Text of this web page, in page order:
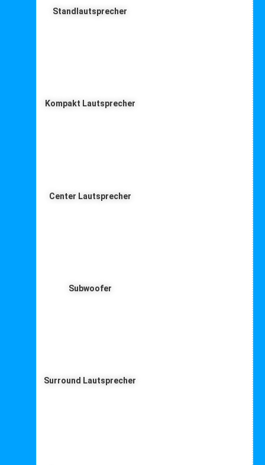
Standlautsprecher
Kompakt Lautsprecher
Center Lautsprecher
Subwoofer
Surround Lautsprecher